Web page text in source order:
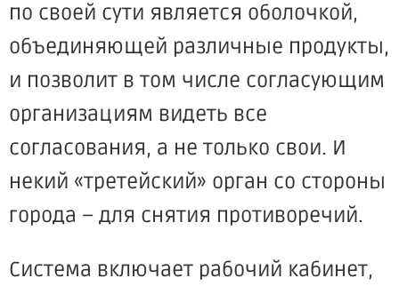
по своей сути является оболочкой,
объединяющей различные продукты,
и позволит в том числе согласующим
организациям видеть все
согласования, а не только свои. И
некий «третейский» орган со стороны
города – для снятия противоречий.
Система включает рабочий кабинет,